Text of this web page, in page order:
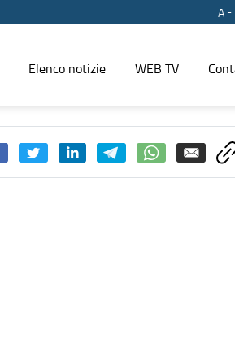
A
Elenco notizie WEB TV